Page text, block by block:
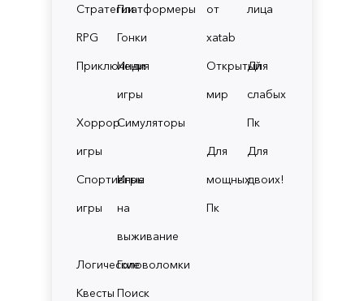
СтратегииПлатформеры
RPG
Гонки
Приключения
Инди
игры
Хоррор
игры
Симуляторы
Спортивные
игры
Игры
на
выживание
ЛогическиеГоловоломки
Квесты Поиск
от
xatab
лица
Открытый
мир
Для
слабых
Пк
Для
мощных
Пк
Для
двоих!